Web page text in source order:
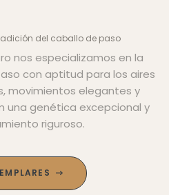
del caballo de paso
nos especializamos en la
con aptitud para los aires
movimientos elegantes y
una genética excepcional y
riguroso.